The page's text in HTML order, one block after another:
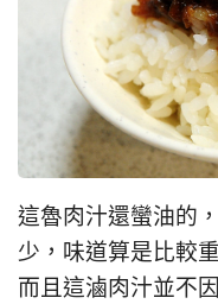
這魯肉汁還蠻油的
少，味道算是比較
而且這滷肉汁並不